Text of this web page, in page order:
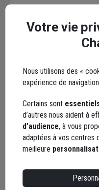
Les
Votre vie
Nous utilisons des «
expérience de
Certains sont
d’autres nous aident à
d’audience, à vous
adaptées à vos centres
meilleure